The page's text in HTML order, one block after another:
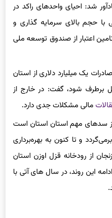
شد: احیای واحدهای راکد در
با حجم بالای سرمایه گذاری و
اعتبار از صندوق توسعه ملی
صادرات یک میلیارد دلاری از استان
برطرف شود، گفت: در خارج از
مالی مشکلات جدی دارد.
سدهای مهم استان استان است
و تا کنون به بهره‌برداری
از رودخانه قزل اوزناستان
این روند، در سال های آتی با